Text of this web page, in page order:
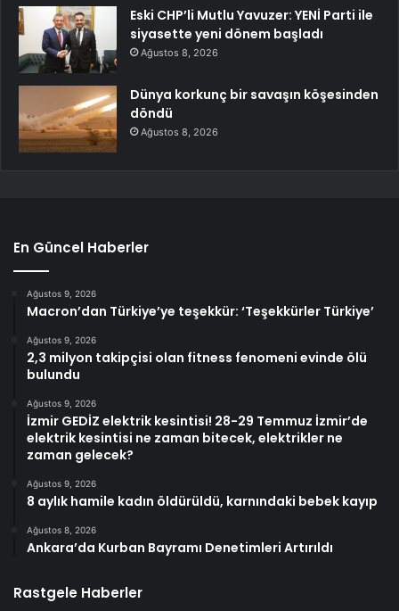
Eski CHP’li Mutlu Yavuzer: YENİ Parti ile
siyasette yeni dönem başladı
Ağustos 8, 2026
Dünya korkunç bir savaşın köşesinden
döndü
Ağustos 8, 2026
En Güncel Haberler
Ağustos 9, 2026
Macron’dan Türkiye’ye teşekkür: ‘Teşekkürler Türkiye’
Ağustos 9, 2026
2,3 milyon takipçisi olan fitness fenomeni evinde ölü
bulundu
Ağustos 9, 2026
İzmir GEDİZ elektrik kesintisi! 28-29 Temmuz İzmir’de
elektrik kesintisi ne zaman bitecek, elektrikler ne
zaman gelecek?
Ağustos 9, 2026
8 aylık hamile kadın öldürüldü, karnındaki bebek kayıp
Ağustos 8, 2026
Ankara’da Kurban Bayramı Denetimleri Artırıldı
Rastgele Haberler